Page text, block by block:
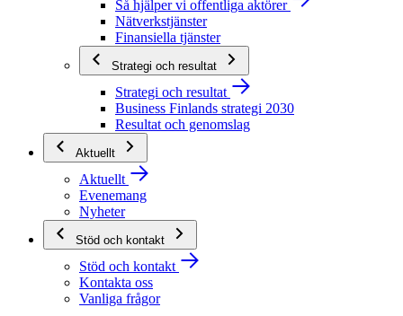
Så hjälper vi offentliga aktörer
Nätverkstjänster
Finansiella tjänster
Strategi och resultat
Strategi och resultat
Business Finlands strategi 2030
Resultat och genomslag
Aktuellt
Aktuellt
Evenemang
Nyheter
Stöd och kontakt
Stöd och kontakt
Kontakta oss
Vanliga frågor